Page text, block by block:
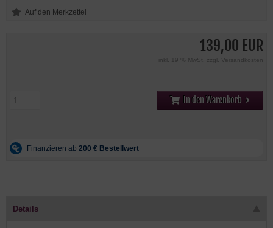
139,00 EUR
inkl. 19 % MwSt. zzgl. Versandkosten
In den Warenkorb
Details